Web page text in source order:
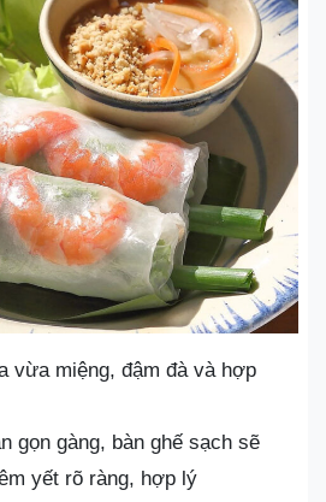
vừa miệng, đậm đà và hợp
gọn gàng, bàn ghế sạch sẽ
yết rõ ràng, hợp lý